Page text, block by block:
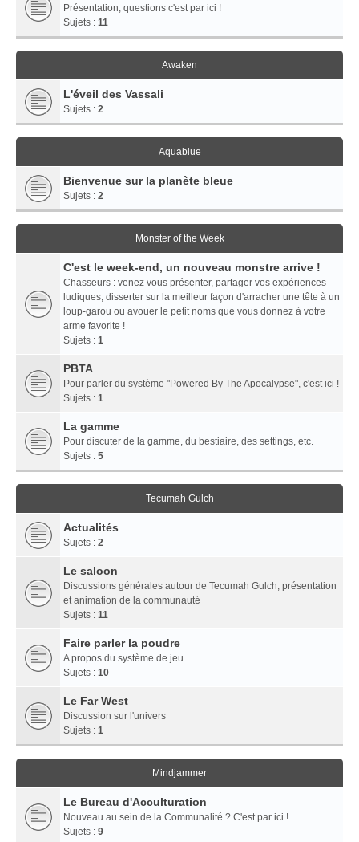
Présentation, questions c'est par ici !
Sujets : 11
Awaken
L'éveil des Vassali
Sujets : 2
Aquablue
Bienvenue sur la planète bleue
Sujets : 2
Monster of the Week
C'est le week-end, un nouveau monstre arrive !
Chasseurs : venez vous présenter, partager vos expériences
ludiques, disserter sur la meilleur façon d'arracher une tête à un
loup-garou ou avouer le petit noms que vous donnez à votre
arme favorite !
Sujets : 1
PBTA
Pour parler du système "Powered By The Apocalypse", c'est ici !
Sujets : 1
La gamme
Pour discuter de la gamme, du bestiaire, des settings, etc.
Sujets : 5
Tecumah Gulch
Actualités
Sujets : 2
Le saloon
Discussions générales autour de Tecumah Gulch, présentation
et animation de la communauté
Sujets : 11
Faire parler la poudre
A propos du système de jeu
Sujets : 10
Le Far West
Discussion sur l'univers
Sujets : 1
Mindjammer
Le Bureau d'Acculturation
Nouveau au sein de la Communalité ? C'est par ici !
Sujets : 9